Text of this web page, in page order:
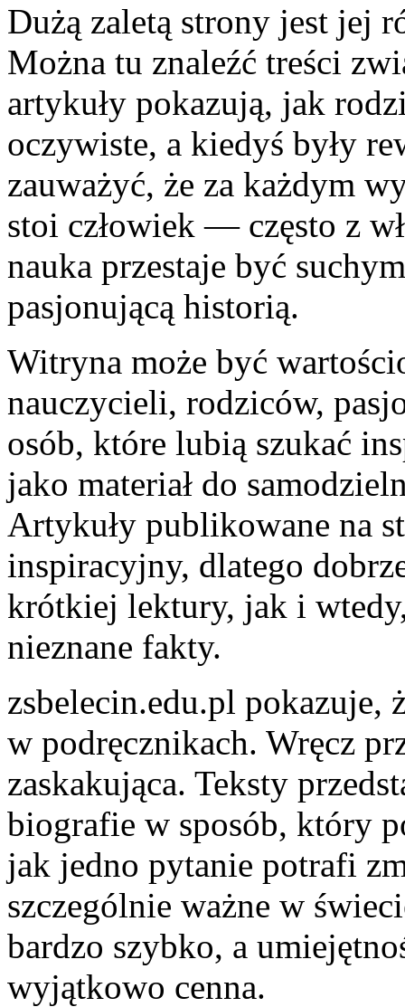
Dużą zaletą strony jest jej
Można tu znaleźć treści
artykuły pokazują, jak
oczywiste, a kiedyś były
zauważyć, że za każdym
stoi człowiek — często z
nauka przestaje być
pasjonującą historią.
Witryna może być
nauczycieli, rodziców,
osób, które lubią szukać
jako materiał do
Artykuły publikowane na
inspiracyjny, dlatego
krótkiej lektury, jak i
nieznane fakty.
zsbelecin.edu.pl pokazuje,
w podręcznikach. Wręcz
zaskakująca. Teksty
biografie w sposób, który
jak jedno pytanie potrafi
szczególnie ważne w
bardzo szybko, a
wyjątkowo cenna.